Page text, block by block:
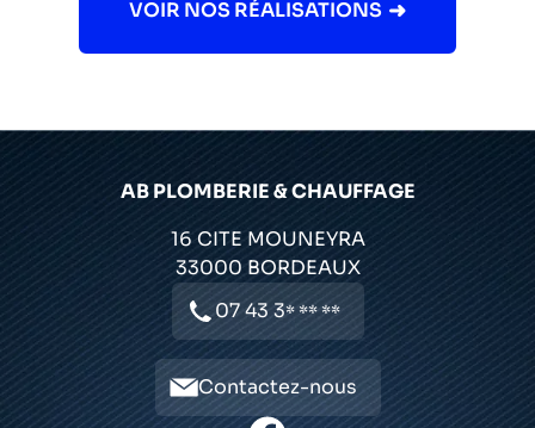
VOIR NOS RÉALISATIONS
AB PLOMBERIE & CHAUFFAGE
16 CITE MOUNEYRA
33000 BORDEAUX
07 43 3* ** **
Contactez-nous